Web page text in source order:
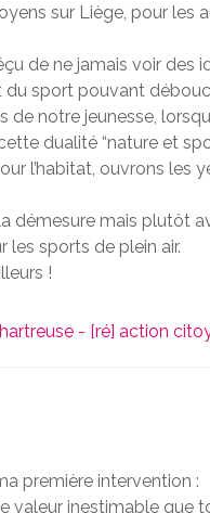
sur Liège, pour les
de ne jamais voir des
du sport pouvant
notre jeunesse,
dualité “nature et
l’habitat, ouvrons les
démesure mais plutôt
les sports de plein air.
!
- [ré] action
première intervention :
valeur inestimable que